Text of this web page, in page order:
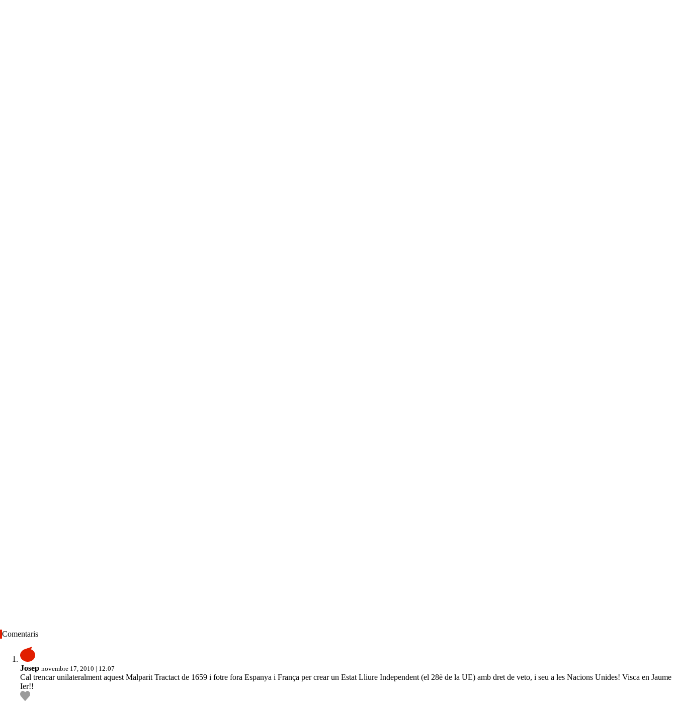
Comentaris
Josep novembre 17, 2010 | 12:07
Cal trencar unilateralment aquest Malparit Tractact de 1659 i fotre fora Espanya i França per crear un Estat Lliure Independent (el 28è de la UE) amb dret de veto, i seu a les Nacions Unides! Visca en Jaume
Ier!!